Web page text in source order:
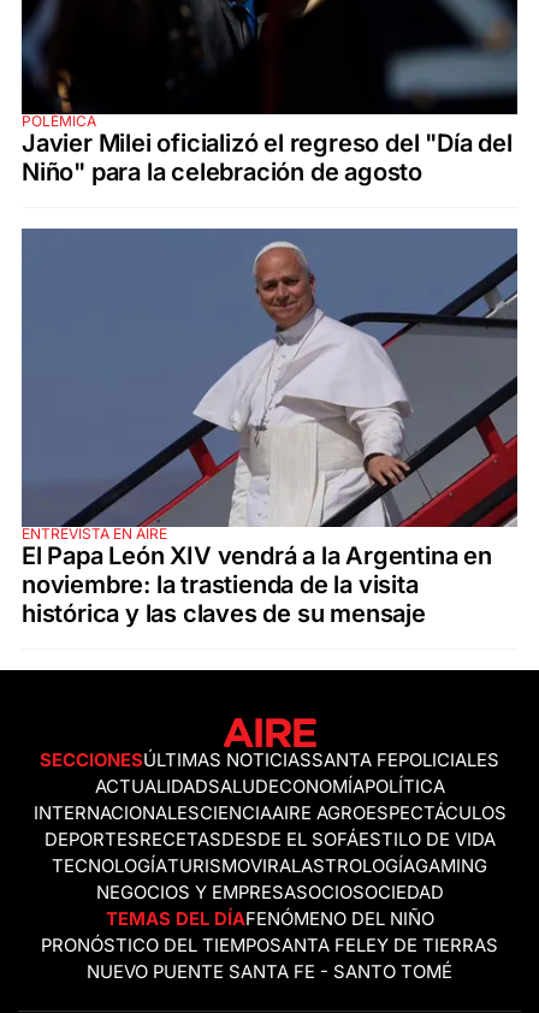
POLÉMICA
Javier Milei oficializó el regreso del "Día del
Niño" para la celebración de agosto
ENTREVISTA EN AIRE
El Papa León XIV vendrá a la Argentina en
noviembre: la trastienda de la visita
histórica y las claves de su mensaje
SECCIONESÚLTIMAS NOTICIASSANTA FEPOLICIALES
ACTUALIDADSALUDECONOMÍAPOLÍTICA
INTERNACIONALESCIENCIAAIRE AGROESPECTÁCULOS
DEPORTESRECETASDESDE EL SOFÁESTILO DE VIDA
TECNOLOGÍATURISMOVIRALASTROLOGÍAGAMING
NEGOCIOS Y EMPRESASOCIOSOCIEDAD
TEMAS DEL DÍAFENÓMENO DEL NIÑO
PRONÓSTICO DEL TIEMPOSANTA FELEY DE TIERRAS
NUEVO PUENTE SANTA FE - SANTO TOMÉ